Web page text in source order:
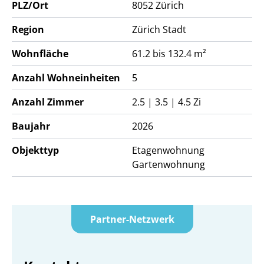
PLZ/Ort
8052Zürich
Region
Zürich Stadt
Wohnfläche
61.2 bis 132.4 m²
Anzahl Wohneinheiten
5
Anzahl Zimmer
2.5 | 3.5 | 4.5 Zi
Baujahr
2026
Objekttyp
Etagenwohnung
Gartenwohnung
Partner-Netzwerk